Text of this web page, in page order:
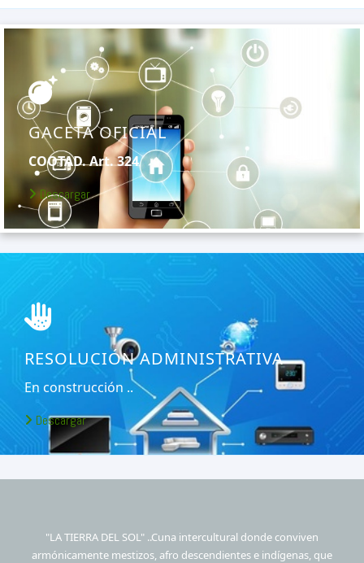
GACETA OFICIAL
COOTAD. Art. 324
Descargar
RESOLUCIÓN ADMINISTRATIVA
En construcción ..
Descargar
"LA TIERRA DEL SOL" ..Cuna intercultural donde conviven
armónicamente mestizos, afro descendientes e indígenas, que